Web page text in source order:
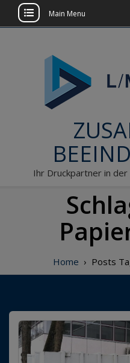
Main Menu
Ihr Druckpartner in
Home › Posts